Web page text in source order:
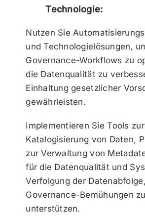
Technologie:
Nutzen Sie
und Technologielösungen,
Governance-Workflows zu
die Datenqualität zu
Einhaltung gesetzlicher
gewährleisten.
Implementieren Sie Tools zur
Katalogisierung von Daten,
zur Verwaltung von
für die Datenqualität und
Verfolgung der
Governance-Bemühungen zu
unterstützen.